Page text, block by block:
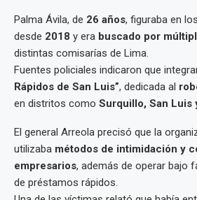
Palma Ávila, de 26 años, figuraba en
desde 2018 y era buscado por
distintas comisarías de Lima.
Fuentes policiales indicaron que
Rápidos de San Luis”, dedicada al
en distritos como Surquillo, San Luis
El general Arreola precisó que la
utilizaba métodos de intimidación y
empresarios, además de operar bajo
de préstamos rápidos.